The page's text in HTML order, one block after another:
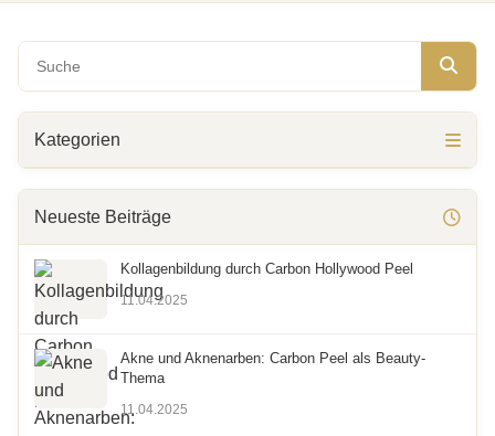
Kategorien
Neueste Beiträge
Kollagenbildung durch Carbon Hollywood Peel
11.04.2025
Akne und Aknenarben: Carbon Peel als Beauty-
Thema
11.04.2025